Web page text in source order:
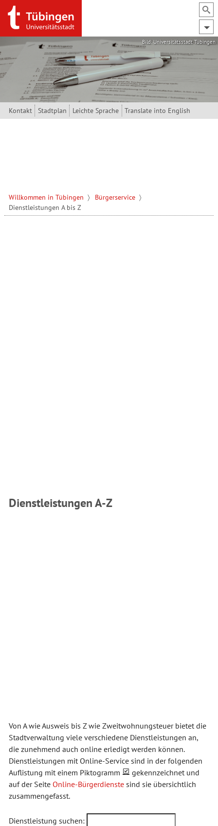
Direkt zum Inhalt
Bild: Universitätsstadt Tübingen
Kontakt Stadtplan Leichte Sprache Translate into English
Willkommen in Tübingen
Bürgerservice
Dienstleistungen A bis Z
Dienstleistungen A-Z
Von A wie Ausweis bis Z wie Zweitwohnungsteuer bietet die
Stadtverwaltung viele verschiedene Dienstleistungen an,
die zunehmend auch online erledigt werden können.
Dienstleistungen mit Online-Service sind in der folgenden
Auflistung mit einem Piktogramm
gekennzeichnet und
auf der Seite Online-Bürgerdienstesind sie übersichtlich
zusammengefasst.
Dienstleistung suchen: